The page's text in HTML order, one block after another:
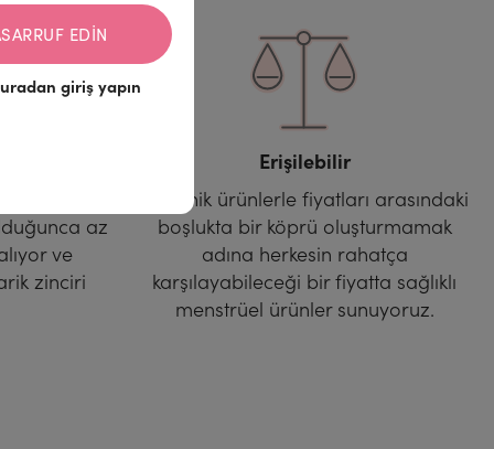
az
ve
zinciri
Erişilebilir
Organik ürünlerle fiyatları arasındaki
boşlukta bir köprü oluşturmamak
adına herkesin rahatça
karşılayabileceği bir fiyatta sağlıklı
menstrüel ürünler sunuyoruz.
EDIN
giriş yapın